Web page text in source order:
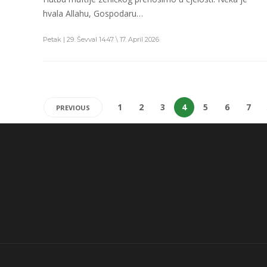
hvala Allahu, Gospodaru…
Petak | 29. Ševval 1447 \ 17. April 2026
PREVIOUS 1 2 3 4 5 6 7